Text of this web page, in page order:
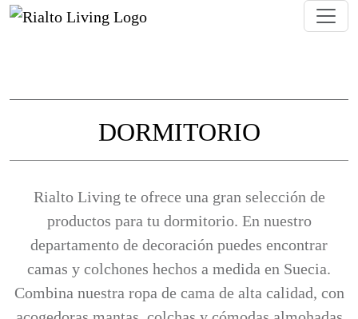
DORMITORIO
Crea un refugio acogedor con nuestras
Rialto Living te ofrece una gran selección de
productos para tu dormitorio. En nuestro
departamento de decoración puedes encontrar
camas y colchones hechos a medida en Suecia.
Combina nuestra ropa de cama de alta calidad, con